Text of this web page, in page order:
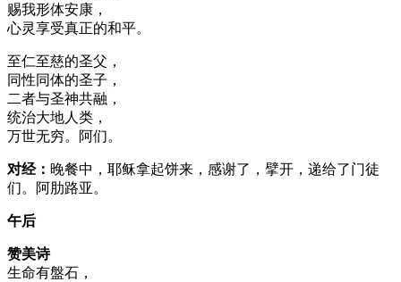
赐我形体安康，
心灵享受真正的和平。
至仁至慈的圣父，
同性同体的圣子，
二者与圣神共融，
统治大地人类，
万世无穷。阿们。
对经： 晚餐中，耶稣拿起饼来，感谢了，擘开，递给了门徒
们。阿肋路亚。
午后
赞美诗
生命有盤石，